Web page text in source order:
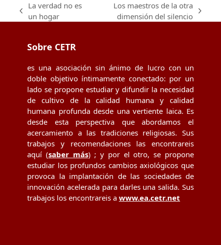
previous
La verdad no es
un hogar
Los maestros de la otra
dimensión del silencio
Sobre CETR
es una asociación sin ánimo de lucro con un
doble objetivo íntimamente conectado: por un
lado se propone estudiar y difundir la necesidad
de cultivo de la calidad humana y calidad
humana profunda desde una vertiente laica. Es
desde esta perspectiva que abordamos el
acercamiento a las tradiciones religiosas. Sus
trabajos y recomendaciones las encontrareis
aquí (saber más) ; y por el otro, se propone
estudiar los profundos cambios axiológicos que
provoca la implantación de las sociedades de
innovación acelerada para darles una salida. Sus
trabajos los encontrareis a www.ea.cetr.net